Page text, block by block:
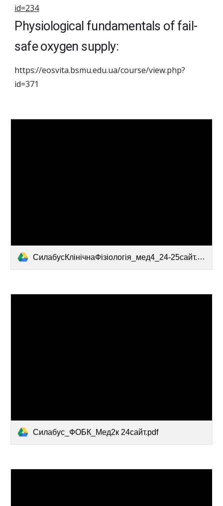
id=234
Physiological fundamentals of fail-
safe oxygen supply:
https://eosvita.bsmu.edu.ua/course/view.php?
id=371
СилабусКлінічнаФізіологія_мед4_24-25сайт.pdf
Силабус_ФОБК_Мед2к 24сайт.pdf